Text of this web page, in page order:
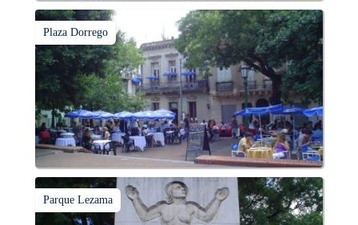
Plaza Dorrego
Parque Lezama